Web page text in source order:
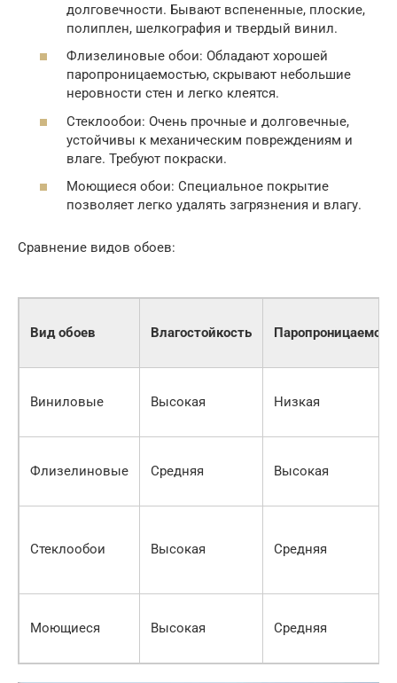
долговечности. Бывают вспененные, плоские,
полиплен, шелкография и твердый винил.
Флизелиновые обои: Обладают хорошей
паропроницаемостью, скрывают небольшие
неровности стен и легко клеятся.
Стеклообои: Очень прочные и долговечные,
устойчивы к механическим повреждениям и
влаге. Требуют покраски.
Моющиеся обои: Специальное покрытие
позволяет легко удалять загрязнения и влагу.
Сравнение видов обоев:
Вид обоев Влагостойкость
Виниловые Высокая Низкая
Флизелиновые Средняя Высокая
Стеклообои Высокая Средняя
Моющиеся Высокая Средняя